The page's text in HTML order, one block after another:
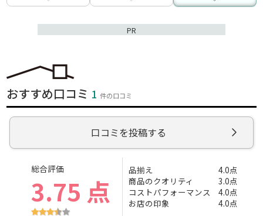
PR
おすすめ口コミ 1件の口コミ
口コミを投稿する
総合評価
3.75 点
品揃え
4.0点
商品のクオリティ
3.0点
コストパフォーマンス
4.0点
お店の印象
4.0点